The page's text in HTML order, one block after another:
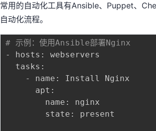
常用的自动化工具有Ansible、Puppet、
自动化流程。
# 示例：使用Ansible部署Nginx
- hosts: webservers
  tasks:
    - name: Install Nginx
      apt:
        name: nginx
        state: present